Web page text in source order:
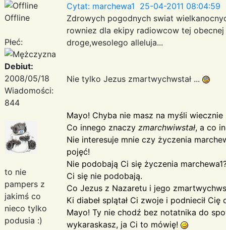
Offline
Płeć:
Debiut:
2008/05/18
Wiadomości:
844
to nie
pampers z
jakimś co
nieco tylko
podusia :)
Cytat: marchewa1 25-04-2011 08:04:59
Zdrowych pogodnych swiat
rowniez dla ekipy radiowcow tej
droge,wesolego alleluja...
Nie tylko Jezus zmartwychwstał ...
Mayo! Chyba nie masz na myśli wiecznie
Co innego znaczy zmarchwiwstał, a co
Nie interesuje mnie czy życzenia
pojęć!
Nie podobają Ci się życzenia
Ci się nie podobają.
Co Jezus z Nazaretu i jego
Ki diabeł splątał Ci zwoje i podniecił
Mayo! Ty nie chodź bez notatnika do
wykaraskasz, ja Ci to mówię!